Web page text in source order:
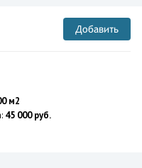
Добавить
м2
45 000 руб.